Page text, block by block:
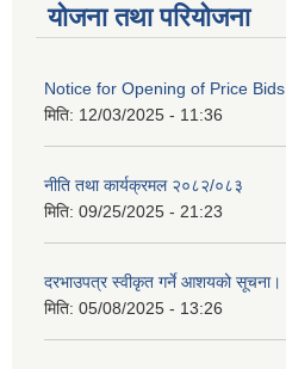
योजना तथा परियोजना
Notice for Opening of Price Bids
मिति: 12/03/2025 - 11:36
नीति तथा कार्यक्रमल २०८२/०८३
मिति: 09/25/2025 - 21:23
दरभाउपत्र स्वीकृत गर्ने आशयको सूचना।
मिति: 05/08/2025 - 13:26